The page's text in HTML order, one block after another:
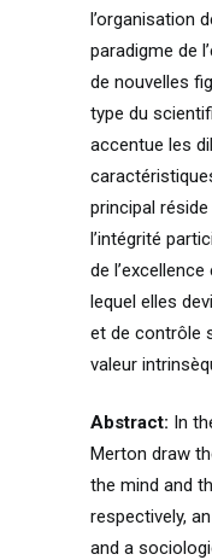
l’organisation
paradigme de
de nouvelles
type du
accentue les
principal
l’intégrité
de
lequel elles
et de contrôle
valeur
Abstract: In
Merton draw
the mind and
respectively,
and a